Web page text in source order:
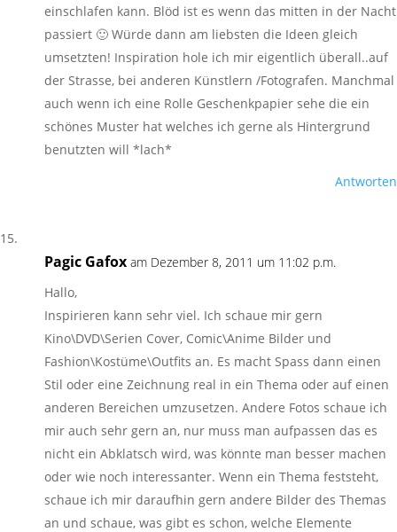
einschlafen kann. Blöd ist es wenn das mitten in der Nacht
passiert 🙂 Würde dann am liebsten die Ideen gleich
umsetzten! Inspiration hole ich mir eigentlich überall..auf
der Strasse, bei anderen Künstlern /Fotografen. Manchmal
auch wenn ich eine Rolle Geschenkpapier sehe die ein
schönes Muster hat welches ich gerne als Hintergrund
benutzten will *lach*
Antworten
Pagic Gafox am Dezember 8, 2011 um 11:02 p.m.
Hallo,
Inspirieren kann sehr viel. Ich schaue mir gern
Kino\DVD\Serien Cover, Comic\Anime Bilder und
Fashion\Kostüme\Outfits an. Es macht Spass dann einen
Stil oder eine Zeichnung real in ein Thema oder auf einen
anderen Bereichen umzusetzen. Andere Fotos schaue ich
mir auch sehr gern an, nur muss man aufpassen das es
nicht ein Abklatsch wird, was könnte man besser machen
oder wie noch interessanter. Wenn ein Thema feststeht,
schaue ich mir daraufhin gern andere Bilder des Themas
an und schaue, was gibt es schon, welche Elemente